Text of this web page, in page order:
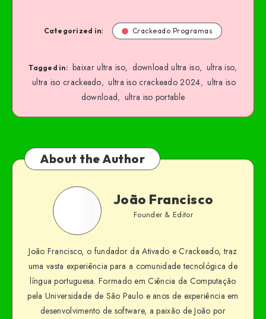
Categorized in: Crackeado Programas
Tagged in: baixar ultra iso, download ultra iso, ultra iso,
ultra iso crackeado, ultra iso crackeado 2024, ultra iso
download, ultra iso portable
About the Author
João Francisco
Founder & Editor
João Francisco, o fundador da Ativado e Crackeado, traz
uma vasta experiência para a comunidade tecnológica de
língua portuguesa. Formado em Ciência da Computação
pela Universidade de São Paulo e anos de experiência em
desenvolvimento de software, a paixão de João por